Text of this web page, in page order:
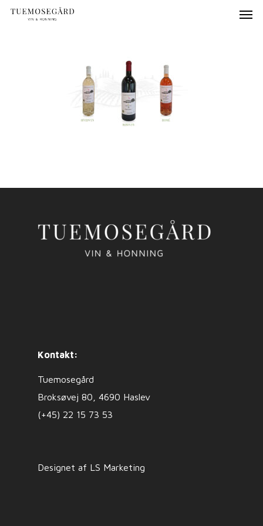
Kontakt:
Tuemosegård
Broksøvej 80, 4690 Haslev
(+45) 22 15 73 53
Designet af LS Marketing